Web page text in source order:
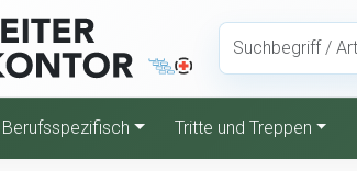
Berufsspezifisch Tritte und Treppen